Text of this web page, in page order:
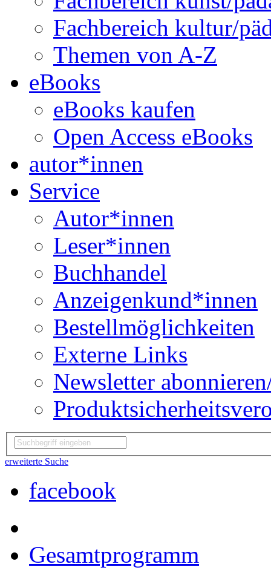
Fachbereich kultur/
Themen von A-Z
eBooks
eBooks kaufen
Open Access eBooks
autor*innen
Service
Autor*innen
Leser*innen
Buchhandel
Anzeigenkund*innen
Bestellmöglichkeiten
Externe Links
Newsletter
erweiterte Suche
facebook
Gesamtprogramm